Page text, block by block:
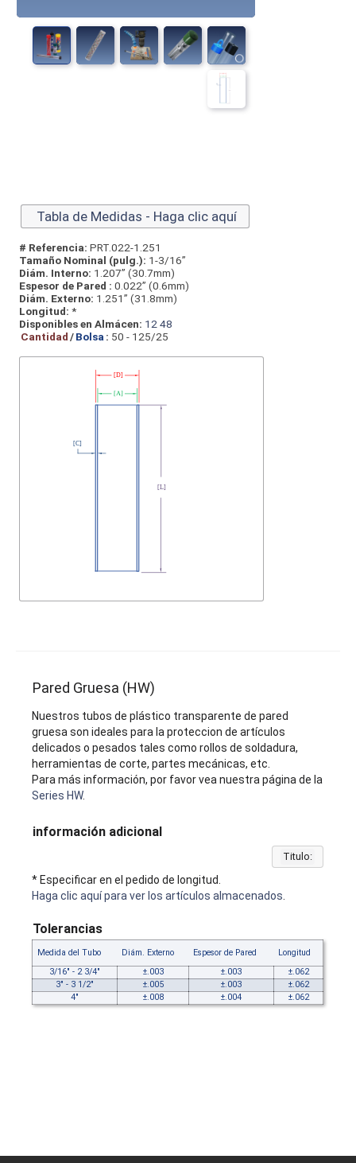
Tabla de Medidas - Haga clic aquí
# Referencia: PRT.022-1.251
Tamaño Nominal (pulg.): 1-3/16”
Diám. Interno: 1.207” (30.7mm)
Espesor de Pared : 0.022” (0.6mm)
Diám. Externo: 1.251” (31.8mm)
Longitud: *
Disponibles en Almácen: 12 48
Cantidad/Bolsa : 50 - 125/25
Pared Gruesa (HW)
Nuestros tubos de plástico transparente de pared
gruesa son ideales para la proteccion de artículos
delicados o pesados tales como rollos de soldadura,
herramientas de corte, partes mecánicas, etc.
Para más información, por favor vea nuestra página de la
Series HW.
información adicional
Titulo:
* Especificar en el pedido de longitud.
Haga clic aquí para ver los artículos almacenados.
Tolerancias
Medida del Tubo Diám. Externo Espesor de Pared
Longitud
3/16" - 2 3/4"
±.003 ±.003
±.062
3" - 3 1/2"
±.005 ±.003
±.062
4"
±.008 ±.004 ±.062